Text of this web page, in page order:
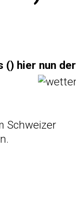
() hier nun der
Schweizer